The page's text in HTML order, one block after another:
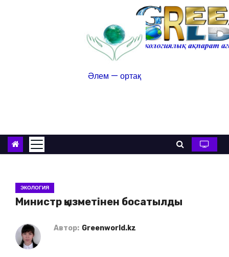
Әлем — ортақ
ЭКОЛОГИЯ
Министр қызметінен босатылды
Автор: Greenworld.kz